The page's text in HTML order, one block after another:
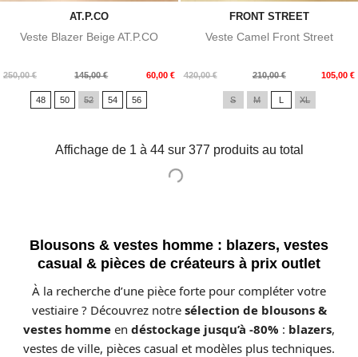
AT.P.CO
Veste Blazer Beige AT.P.CO
250,00 €
Prix
145,00 € 60,00 €
Prix
48 50 52 54 56
FRONT STREET
Veste Camel Front Street
420,00 €
Prix
210,00 € 105,00 €
Prix
S M L XL
Affichage de 1 à 44 sur 377 produits au total
Blousons & vestes homme : blazers, vestes
casual & pièces de créateurs à prix outlet
À la recherche d’une pièce forte pour compléter votre
vestiaire ? Découvrez notre sélection de blousons &
vestes homme en déstockage jusqu’à -80% : blazers,
vestes de ville, pièces casual et modèles plus techniques.